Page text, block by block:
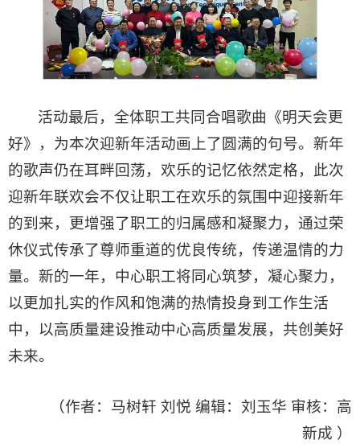
活动最后，全体职工共同合唱歌曲《明天会更
好》，为本次迎新年活动画上了圆满的句号。新年
的歌声仍在耳畔回荡，欢乐的记忆依然定格，此次
迎新年联欢会不仅让职工在欢乐的氛围中迎接新年
的到来，更增强了职工的归属感和凝聚力，通过荣
休仪式传承了尊师重道的优良传统，传递温情的力
量。新的一年，中心职工将同心筑梦，凝心聚力，
以更加扎实的作风和饱满的热情投身到工作生活
中，以高质量建设推动中心高质量发展，共创美好
未来。
（作者：马树轩 刘悦 编辑：刘玉华 审核：高
新成 ）